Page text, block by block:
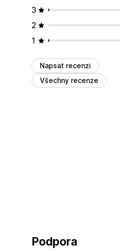
3
2
1
Napsat recenzi
Všechny recenze
Podpora